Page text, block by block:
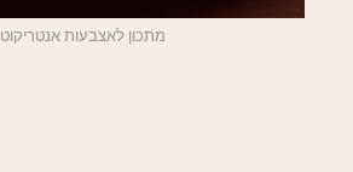
מתכון לאצבעות אנטריקוט